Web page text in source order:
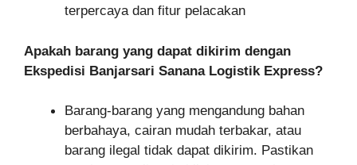
terpercaya dan fitur pelacakan
Apakah barang yang dapat dikirim dengan
Ekspedisi Banjarsari Sanana Logistik Express?
Barang-barang yang mengandung bahan
berbahaya, cairan mudah terbakar, atau
barang ilegal tidak dapat dikirim. Pastikan